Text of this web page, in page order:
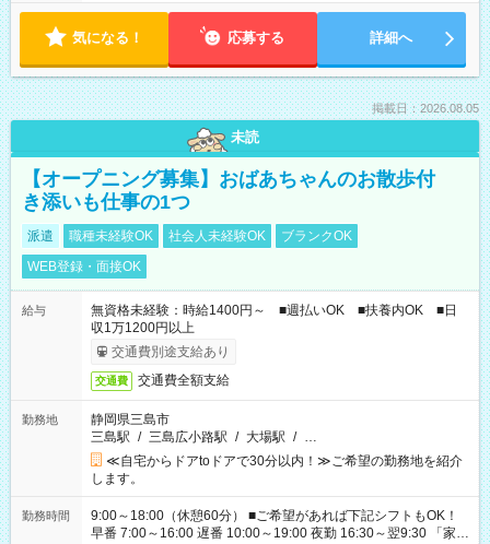
気になる！ 応募する 詳細へ
掲載日：2026.08.05
未読
【オープニング募集】おばあちゃんのお散歩付
き添いも仕事の1つ
派遣 職種未経験OK 社会人未経験OK
ブランクOK
WEB登録・面接OK
給与
無資格未経験：時給1400円～ ■週払いOK ■扶養内OK ■日
収1万1200円以上
交通費別途支給あり
交通費 交通費全額支給
勤務地
静岡県三島市
三島駅 / 三島広小路駅 / 大場駅 / …
≪自宅からドアtoドアで30分以内！≫ご希望の勤務地を紹介
します。
勤務時間
9:00～18:00（休憩60分） ■ご希望があれば下記シフトもOK！
早番 7:00～16:00 遅番 10:00～19:00 夜勤 16:30～翌9:30 「家族